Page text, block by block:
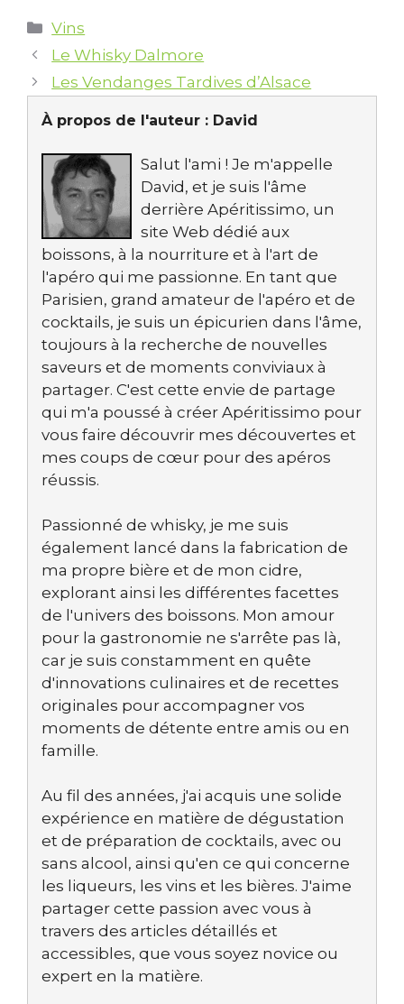
Catégories
Vins
Le Whisky Dalmore
Les Vendanges Tardives d’Alsace
À propos de l'auteur : David
Salut l'ami ! Je m'appelle
David, et je suis l'âme
derrière Apéritissimo, un
site Web dédié aux
boissons, à la nourriture et à l'art de
l'apéro qui me passionne. En tant que
Parisien, grand amateur de l'apéro et de
cocktails, je suis un épicurien dans l'âme,
toujours à la recherche de nouvelles
saveurs et de moments conviviaux à
partager. C'est cette envie de partage
qui m'a poussé à créer Apéritissimo pour
vous faire découvrir mes découvertes et
mes coups de cœur pour des apéros
réussis.
Passionné de whisky, je me suis
également lancé dans la fabrication de
ma propre bière et de mon cidre,
explorant ainsi les différentes facettes
de l'univers des boissons. Mon amour
pour la gastronomie ne s'arrête pas là,
car je suis constamment en quête
d'innovations culinaires et de recettes
originales pour accompagner vos
moments de détente entre amis ou en
famille.
Au fil des années, j'ai acquis une solide
expérience en matière de dégustation
et de préparation de cocktails, avec ou
sans alcool, ainsi qu'en ce qui concerne
les liqueurs, les vins et les bières. J'aime
partager cette passion avec vous à
travers des articles détaillés et
accessibles, que vous soyez novice ou
expert en la matière.